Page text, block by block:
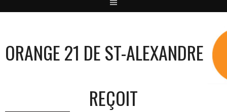
ORANGE 21 DE ST-ALEXANDRE
REÇOIT